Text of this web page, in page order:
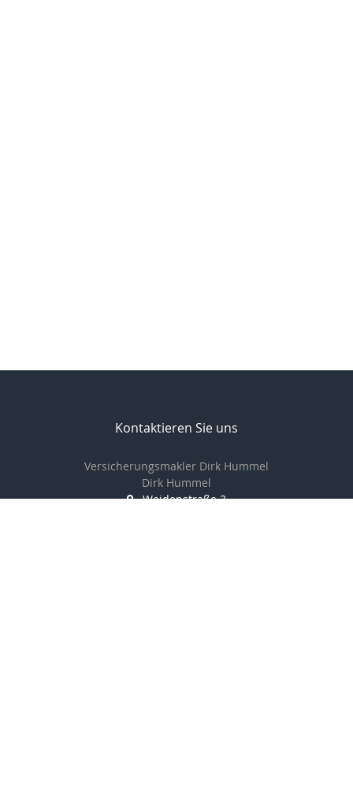
Kontaktieren Sie uns
Versicherungsmakler Dirk Hummel
Dirk Hummel
Weidenstraße 3